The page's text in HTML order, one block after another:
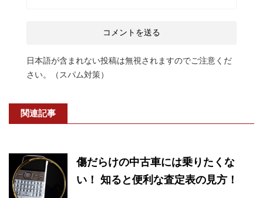
日本語が含まれない投稿は無視されますのでご注意くだ
さい。（スパム対策）
関連記事
傷だらけの中古車には乗りたくな
い！ 知ると便利な査定表の見方！